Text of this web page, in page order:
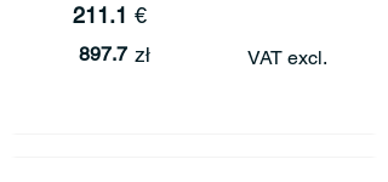
211.1 €
897.7 zł VAT excl.